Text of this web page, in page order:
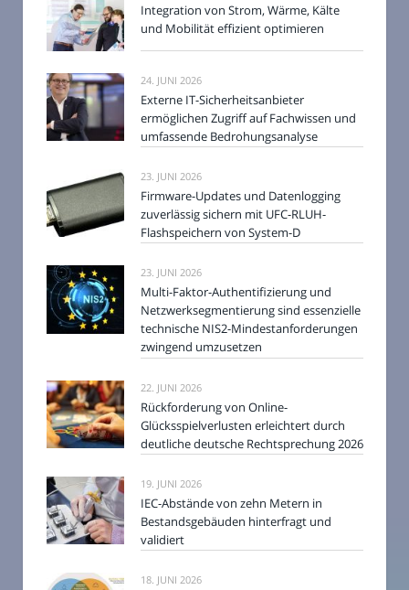
Integration von Strom, Wärme, Kälte
und Mobilität effizient optimieren
24. JUNI 2026
Externe IT-Sicherheitsanbieter
ermöglichen Zugriff auf Fachwissen und
umfassende Bedrohungsanalyse
23. JUNI 2026
Firmware-Updates und Datenlogging
zuverlässig sichern mit UFC-RLUH-
Flashspeichern von System-D
23. JUNI 2026
Multi-Faktor-Authentifizierung und
Netzwerksegmentierung sind essenzielle
technische NIS2-Mindestanforderungen
zwingend umzusetzen
22. JUNI 2026
Rückforderung von Online-
Glücksspielverlusten erleichtert durch
deutliche deutsche Rechtsprechung 2026
19. JUNI 2026
IEC-Abstände von zehn Metern in
Bestandsgebäuden hinterfragt und
validiert
18. JUNI 2026